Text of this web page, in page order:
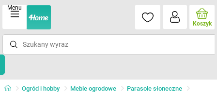
Menu
Koszyk
Ogród i hobby Meble ogrodowe Parasole słoneczne